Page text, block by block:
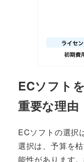
ECソフト
重要な理由
ECソフトの選択
選択は、予算を
能性があります